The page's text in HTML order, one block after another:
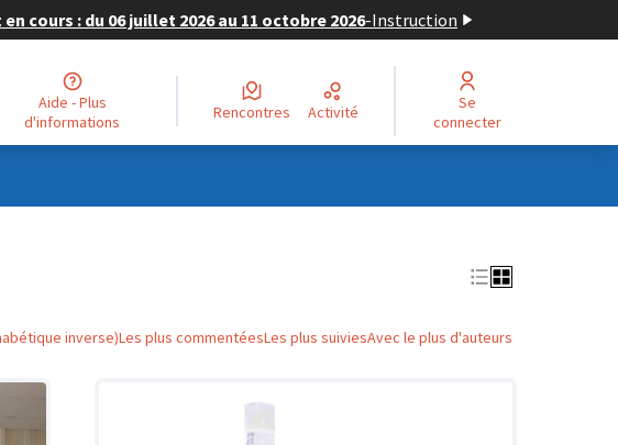
cours : du 06 juillet 2026 au 11 octobre 2026-Instruction
Aide - Plus
d'informations
Rencontres Activité
Se
connecter
inverse)Les plus commentéesLes plus suiviesAvec le plus d'auteurs